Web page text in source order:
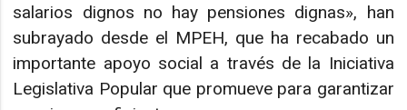
salarios dignos no hay pensiones dignas», han
subrayado desde el MPEH, que ha recabado un
importante apoyo social a través de la Iniciativa
Legislativa Popular que promueve para garantizar